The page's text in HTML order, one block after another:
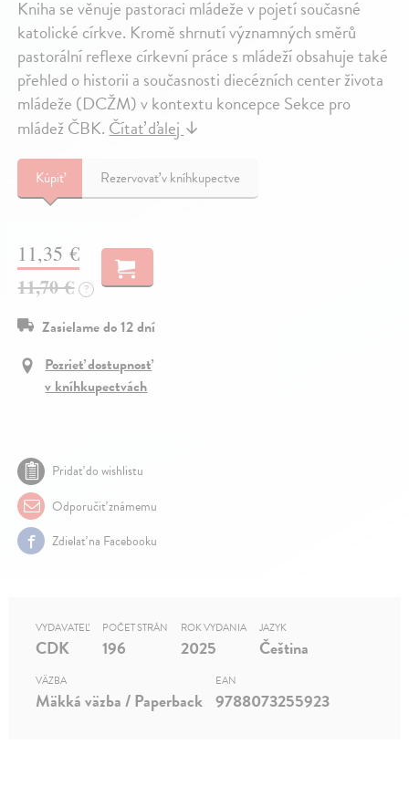
Kniha se věnuje pastoraci mládeže v pojetí současné
katolické církve. Kromě shrnutí významných směrů
pastorální reflexe církevní práce s mládeží obsahuje také
přehled o historii a současnosti diecézních center života
mládeže (DCŽM) v kontextu koncepce Sekce pro
mládež ČBK.Čítať ďalej↓
Kúpiť Rezervovať v kníhkupectve
11,35 €
11,70 €
?
Zasielame do 12 dní
Pozrieť dostupnosť
v kníhkupectvách
Pridať do wishlistu
Odporučiť známemu
Zdielať na Facebooku
VYDAVATEĽ
CDK
POČET STRÁN
196
ROK VYDANIA
2025
JAZYK
Čeština
VÄZBA
Mäkká väzba / Paperback
EAN
9788073255923